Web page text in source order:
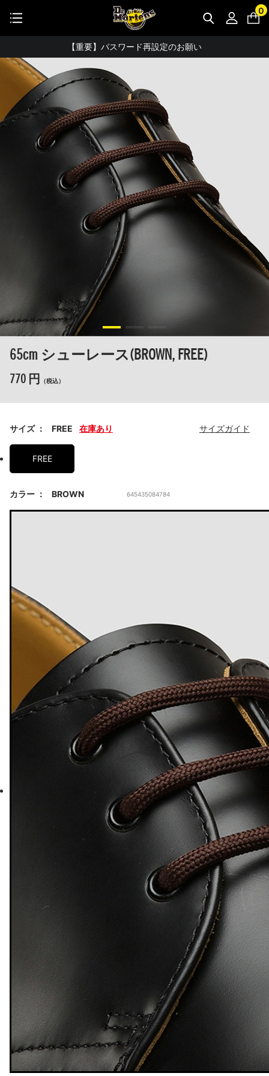
0
公式アプリで最大3,000円バック！
【重要】パスワード再設定のお願い
【重要なお知らせ】偽サイトにご注意ください。
お友達にポイントをプレゼントできる機能が新登場！
会員特典に2000円・3000円OFFが新登場！
ドクターマーチン製品のコピー品にご注意ください。
ドクターマーチン公式アプリをダウンロード！
11,000円以上で送料無料・サイズ交換無料
65cm シューレース(BROWN, FREE)
770 円 （税込）
サイズ FREE 在庫あり サイズガイド
FREE
カラー BROWN 645435084784